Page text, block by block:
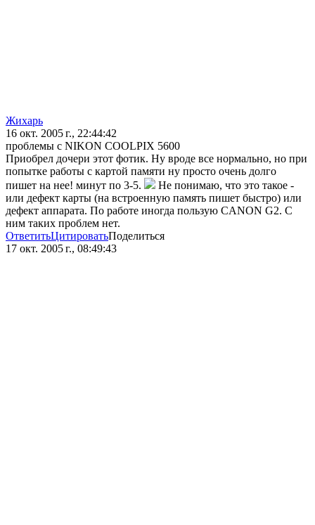
Жихарь
16 окт. 2005 г., 22:44:42
проблемы с NIKON COOLPIX 5600
Приобрел дочери этот фотик. Ну вроде все нормально, но при
попытке работы с картой памяти ну просто очень долго
пишет на нее! минут по 3-5.
Не понимаю, что это такое -
или дефект карты (на встроенную память пишет быстро) или
дефект аппарата. По работе иногда пользую CANON G2. С
ним таких проблем нет.
ОтветитьЦитироватьПоделиться
17 окт. 2005 г., 08:49:43